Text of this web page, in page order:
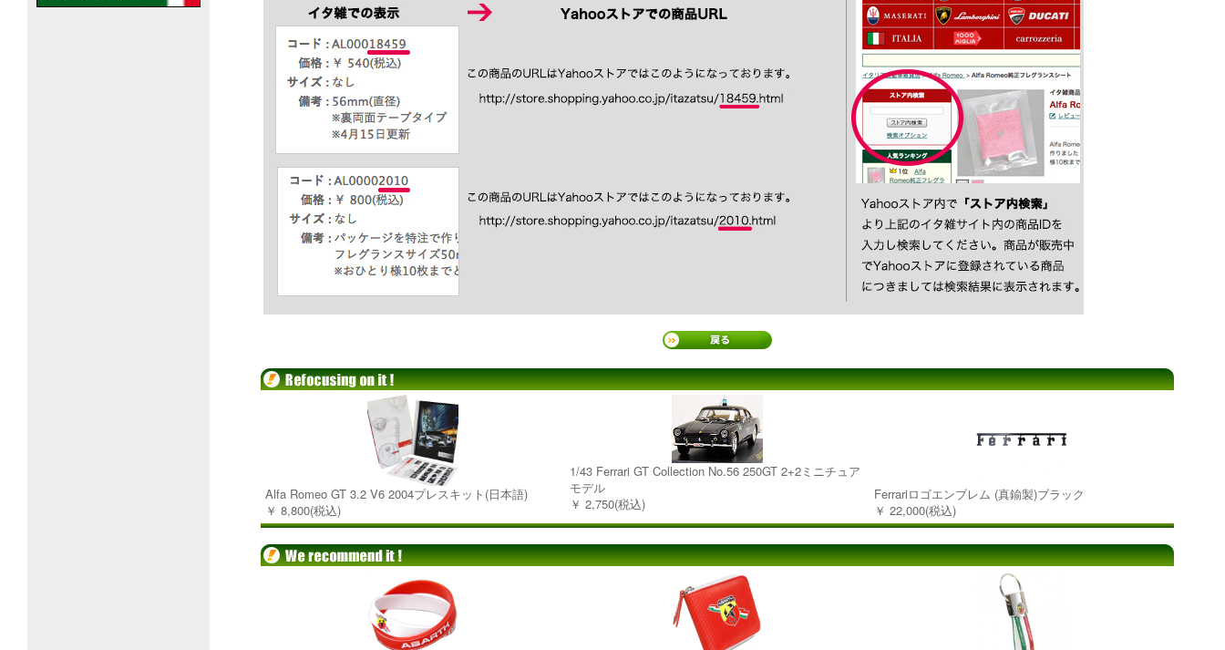
Alfa Romeo GT 3.2 V6 2004プレスキット(日本語)
￥ 8,800(税込)
1/43 Ferrari GT Collection No.56 250GT 2+2ミニチュア
モデル
￥ 2,750(税込)
Ferrariロゴエンブレム (真鍮製)ブラック
￥ 22,000(税込)